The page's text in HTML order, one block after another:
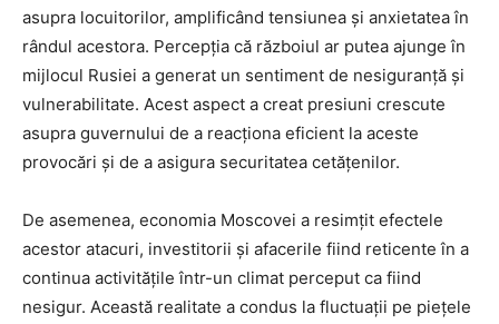
asupra locuitorilor, amplificând tensiunea și anxietatea în
rândul acestora. Percepția că războiul ar putea ajunge în
mijlocul Rusiei a generat un sentiment de nesiguranță și
vulnerabilitate. Acest aspect a creat presiuni crescute
asupra guvernului de a reacționa eficient la aceste
provocări și de a asigura securitatea cetățenilor.
De asemenea, economia Moscovei a resimțit efectele
acestor atacuri, investitorii și afacerile fiind reticente în a
continua activitățile într-un climat perceput ca fiind
nesigur. Această realitate a condus la fluctuații pe piețele